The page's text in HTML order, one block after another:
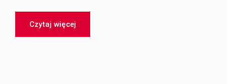
Czytaj więcej